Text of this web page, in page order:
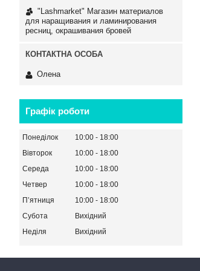
"Lashmarket" Магазин материалов
для наращивания и ламинирования
ресниц, окрашивания бровей
Олена
Графік роботи
Понеділок 10:00
18:00
Вівторок
10:00
18:00
Середа
10:00
18:00
Четвер
10:00
18:00
Пʼятниця
10:00
18:00
Субота
Вихідний
Неділя
Вихідний